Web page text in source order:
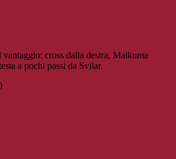
cross dalla destra, Maikuma
a pochi passi da Svilar.